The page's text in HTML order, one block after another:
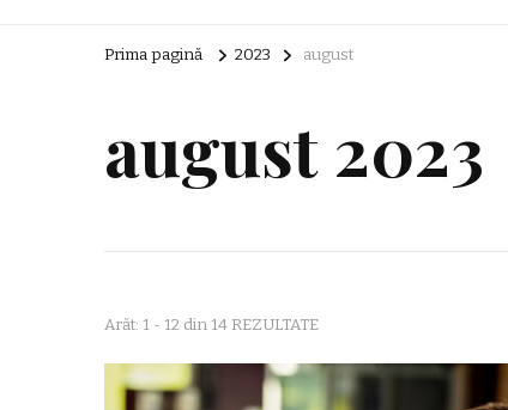
Prima pagină 2023 august
august 2023
Arăt: 1 - 12 din 14 REZULTATE